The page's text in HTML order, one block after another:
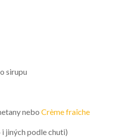
sirupu
nebo Crème fraîche
jiných podle chuti)